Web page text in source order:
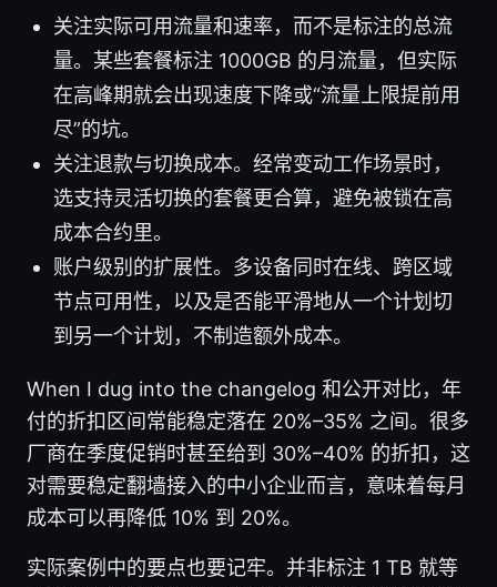
关注实际可用流量和速率，而不是标注的总流
量。某些套餐标注 1000GB 的月流量，但实际
在高峰期就会出现速度下降或“流量上限提前用
尽”的坑。
关注退款与切换成本。经常变动工作场景时，
选支持灵活切换的套餐更合算，避免被锁在高
成本合约里。
账户级别的扩展性。多设备同时在线、跨区域
节点可用性，以及是否能平滑地从一个计划切
到另一个计划，不制造额外成本。
When I dug into the changelog 和公开对比，年
付的折扣区间常能稳定落在 20%–35% 之间。很多
厂商在季度促销时甚至给到 30%–40% 的折扣，这
对需要稳定翻墙接入的中小企业而言，意味着每月
成本可以再降低 10% 到 20%。
实际案例中的要点也要记牢。并非标注 1 TB 就等